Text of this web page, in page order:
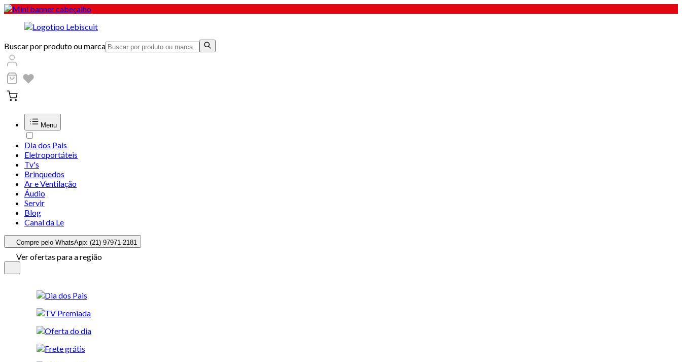
Buscar por produto ou marca
Menu
Dia dos Pais
Eletroportáteis
Tv's
Brinquedos
Ar e Ventilação
Áudio
Servir
Blog
Canal da Le
Compre pelo WhatsApp: (21) 97971-2181
Ver ofertas para a região